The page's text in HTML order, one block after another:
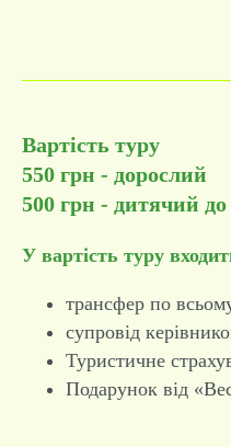
Вартість туру
550 грн - дорослий
500 грн - дитячий до
У вартість туру
трансфер по
супровід
Туристичне
Подарунок від